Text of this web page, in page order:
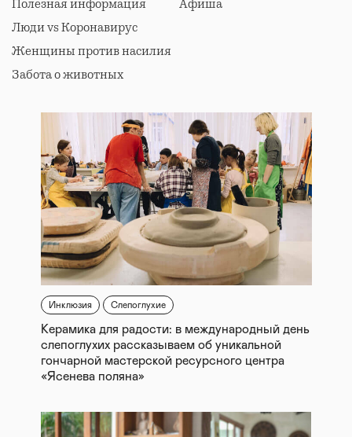
тех, кто задумывается о такой возможности;
- сопровождение и помощь (медико-
психологическая, юридическая и материальная
поддержка в процессе воспитания приемных детей).
Полезная информация
Афиша
Люди vs Коронавирус
Женщины против насилия
Забота о животных
Инклюзия Слепоглухие
Керамика для радости: в международный день
слепоглухих рассказываем об уникальной
гончарной мастерской ресурсного центра
«Ясенева поляна»